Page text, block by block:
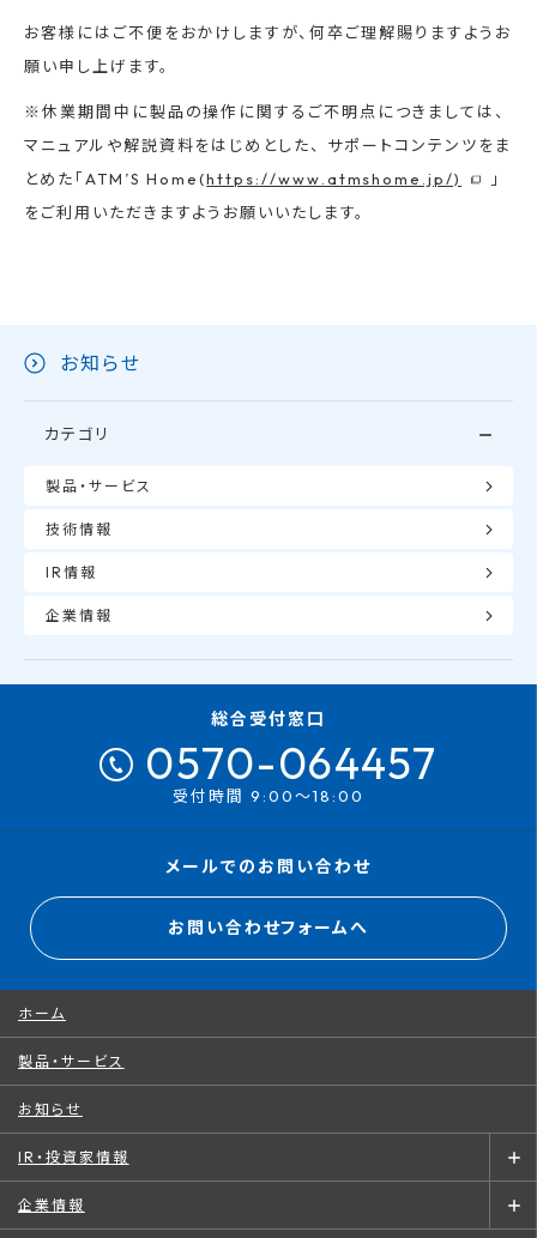
お客様にはご不便をおかけしますが、何卒ご理解賜りますようお
願い申し上げます。
※休業期間中に製品の操作に関するご不明点につきましては、
マニュアルや解説資料をはじめとした、 サポートコンテンツをま
とめた「ATM’S Home(https://www.atmshome.jp/)
」
をご利用いただきますようお願いいたします。
お知らせ
カテゴリ
製品・サービス
技術情報
IR情報
企業情報
総合受付窓口
0570-064457
受付時間 9:00～18:00
メールでのお問い合わせ
お問い合わせフォームへ
ホーム
製品・サービス
お知らせ
IR・投資家情報
企業情報